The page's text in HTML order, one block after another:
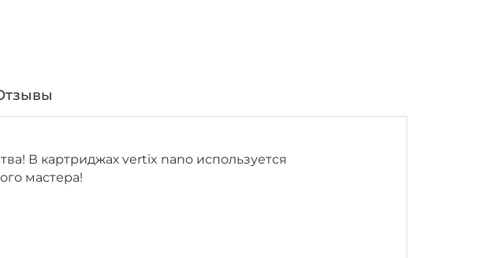
В картриджах vertix nano используется
мастера!